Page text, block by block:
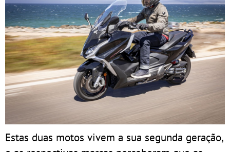
Estas duas motos vivem a sua segunda geração,